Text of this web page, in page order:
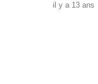
il y a 13 ans